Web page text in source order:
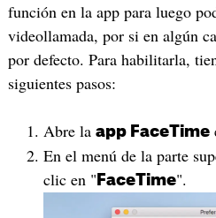
función en la app para luego
videollamada, por si en algún
por defecto. Para habilitarla,
siguientes pasos:
Abre la app FaceTime
En el menú de la parte
clic en " FaceTime".